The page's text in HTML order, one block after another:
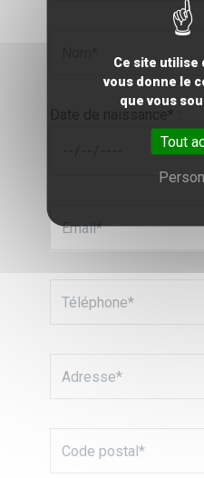
Ce site utilise
vous donne le
que vous
Tout